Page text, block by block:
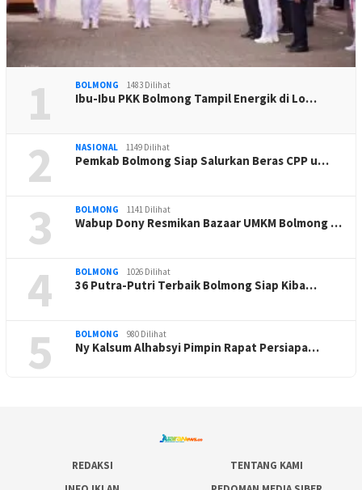
1 BOLMONG 1483 Dilihat
Ibu-Ibu PKK Bolmong Tampil Energik di Lo…
2 NASIONAL 1149 Dilihat
Pemkab Bolmong Siap Salurkan Beras CPP u…
3 BOLMONG 1141 Dilihat
Wabup Dony Resmikan Bazaar UMKM Bolmong …
4 BOLMONG 1026 Dilihat
36 Putra-Putri Terbaik Bolmong Siap Kiba…
5 BOLMONG 980 Dilihat
Ny Kalsum Alhabsyi Pimpin Rapat Persiapa…
REDAKSI
TENTANG KAMI